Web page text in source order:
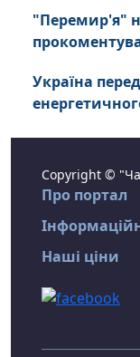
"Перемир'я"
Україна
Copyright ©
Про портал
Наші ціни